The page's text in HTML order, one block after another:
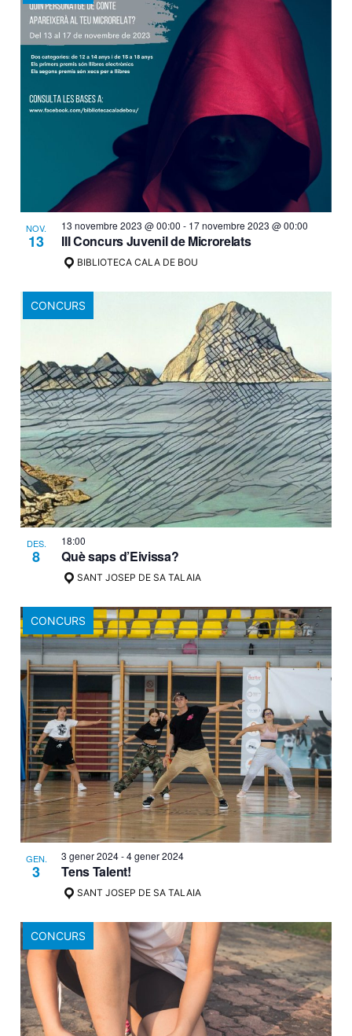
NOV.
13
13 novembre 2023 @ 00:00 - 17 novembre 2023 @ 00:00
III Concurs Juvenil de Microrelats
BIBLIOTECA CALA DE BOU
CONCURS
DES.
8
18:00
Què saps d’Eivissa?
SANT JOSEP DE SA TALAIA
CONCURS
GEN.
3
3 gener 2024-4 gener 2024
Tens Talent!
SANT JOSEP DE SA TALAIA
CONCURS